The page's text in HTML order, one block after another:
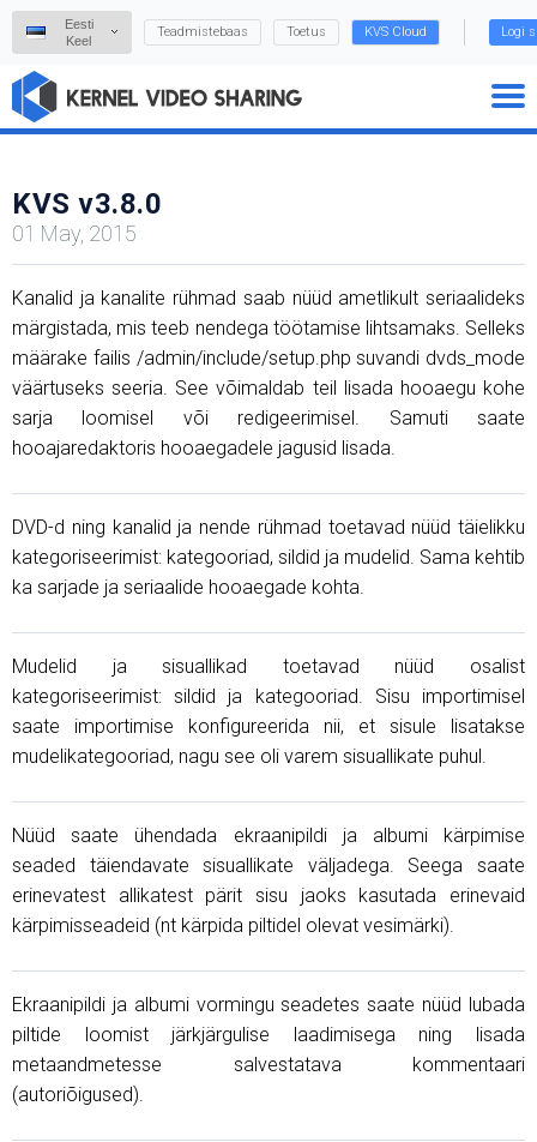
Eesti
Keel
Teadmistebaas Toetus KVS Cloud Logi
KVS v3.8.0
01 May, 2015
Kanalid ja kanalite rühmad saab nüüd ametlikult seriaalideks
märgistada, mis teeb nendega töötamise lihtsamaks. Selleks
määrake failis /admin/include/setup.php suvandi dvds_mode
väärtuseks seeria. See võimaldab teil lisada hooaegu kohe
sarja loomisel või redigeerimisel. Samuti saate
hooajaredaktoris hooaegadele jagusid lisada.
DVD-d ning kanalid ja nende rühmad toetavad nüüd täielikku
kategoriseerimist: kategooriad, sildid ja mudelid. Sama kehtib
ka sarjade ja seriaalide hooaegade kohta.
Mudelid ja sisuallikad toetavad nüüd osalist
kategoriseerimist: sildid ja kategooriad. Sisu importimisel
saate importimise konfigureerida nii, et sisule lisatakse
mudelikategooriad, nagu see oli varem sisuallikate puhul.
Nüüd saate ühendada ekraanipildi ja albumi kärpimise
seaded täiendavate sisuallikate väljadega. Seega saate
erinevatest allikatest pärit sisu jaoks kasutada erinevaid
kärpimisseadeid (nt kärpida piltidel olevat vesimärki).
Ekraanipildi ja albumi vormingu seadetes saate nüüd lubada
piltide loomist järkjärgulise laadimisega ning lisada
metaandmetesse salvestatava kommentaari
(autoriõigused).